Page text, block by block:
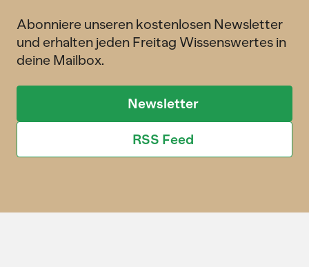
Abonniere unseren kostenlosen Newsletter
und erhalten jeden Freitag Wissenswertes in
deine Mailbox.
Newsletter
RSS Feed